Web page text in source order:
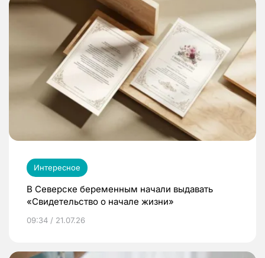
Интересное
В Северске беременным начали выдавать
«Свидетельство о начале жизни»
09:34 / 21.07.26